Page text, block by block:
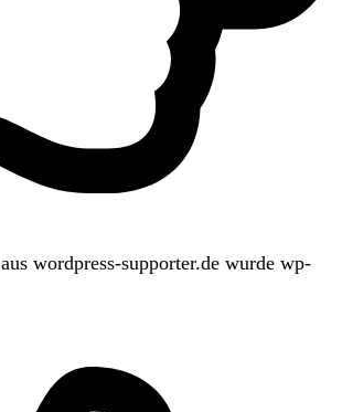
aus wordpress-supporter.de wurde wp-